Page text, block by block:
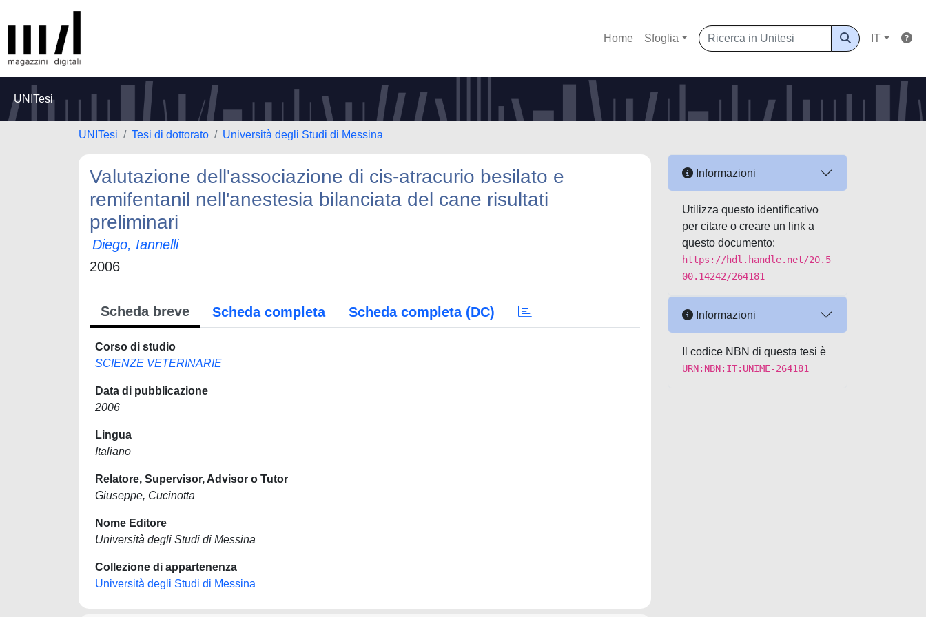
Home Sfoglia IT
UNITesi
UNITesi Tesi di dottorato Università degli Studi di Messina
Valutazione dell'associazione di cis-atracurio besilato e
remifentanil nell'anestesia bilanciata del cane risultati
preliminari
Diego, Iannelli
2006
Scheda breve Scheda completa Scheda completa (DC)
Corso di studio
SCIENZE VETERINARIE
Data di pubblicazione
2006
Lingua
Italiano
Relatore, Supervisor, Advisor o Tutor
Giuseppe, Cucinotta
Nome Editore
Università degli Studi di Messina
Collezione di appartenenza
Università degli Studi di Messina
Informazioni
Utilizza questo identificativo
per citare o creare un link a
questo documento:
https://hdl.handle.net/20.5
00.14242/264181
Informazioni
Il codice NBN di questa tesi è
URN:NBN:IT:UNIME-264181